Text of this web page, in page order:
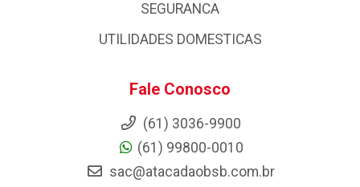
SEGURANCA
UTILIDADES DOMESTICAS
Fale Conosco
(61) 3036-9900
(61) 99800-0010
sac@atacadaobsb.com.br